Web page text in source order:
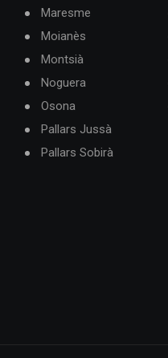
Maresme
Moianès
Montsià
Noguera
Osona
Pallars Jussà
Pallars Sobirà